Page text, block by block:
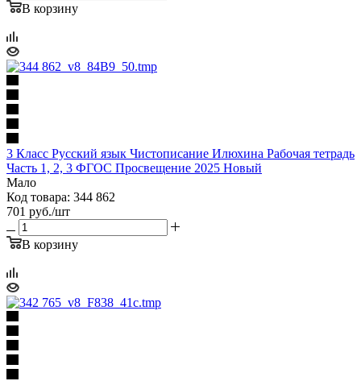
В корзину
3 Класс Русский язык Чистописание Илюхина Рабочая тетрадь
Часть 1, 2, 3 ФГОС Просвещение 2025 Новый
Мало
Код товара: 344 862
701 руб./шт
В корзину